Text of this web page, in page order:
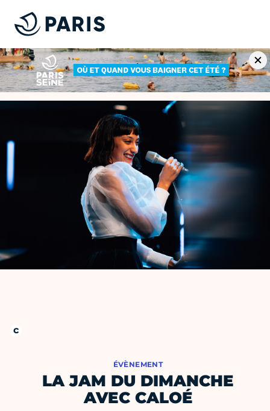
ÉVÈNEMENT
LA JAM DU DIMANCHE
AVEC CALOÉ